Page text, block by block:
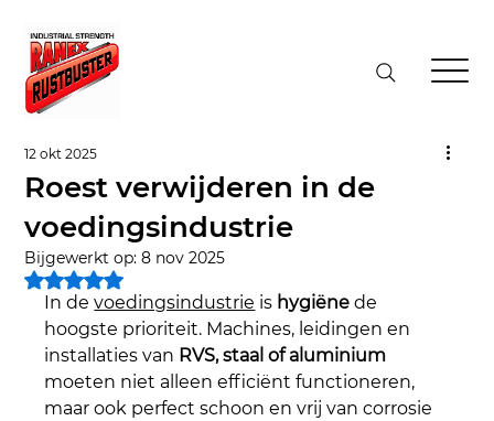
Roest verwijderen in de
voedingsindustrie
12 okt 2025
Bijgewerkt op:8 nov 2025
Beoordeeld met NaN uit 5 sterren.
In de voedingsindustrie is hygiëne de
hoogste prioriteit. Machines, leidingen en
installaties van RVS, staal of aluminium
moeten niet alleen efficiënt functioneren,
maar ook perfect schoon en vrij van corrosie